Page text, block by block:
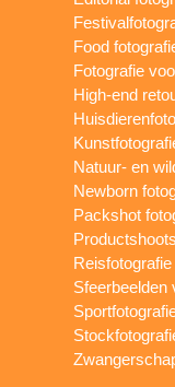
Food
Fotografie
High-end
Natuur- en
Newborn
Packshot
Reisfotografie
Sfeerbeelden